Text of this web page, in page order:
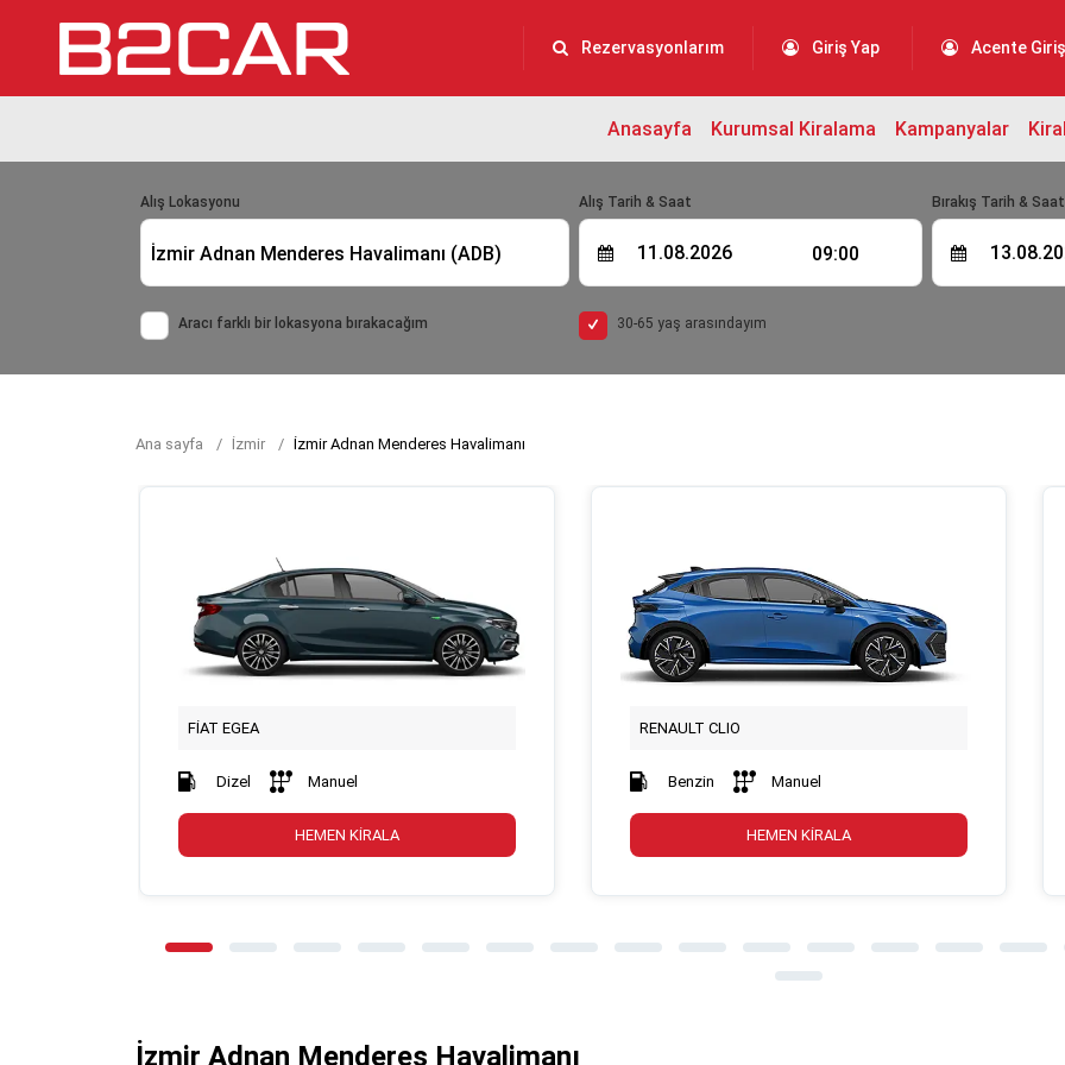
Rezervasyonlarım Giriş Yap Acente
Anasayfa Kurumsal Kiralama Kampanyalar
Alış Lokasyonu
İzmir Adnan Menderes Havalimanı (ADB)
Aracı farklı bir lokasyona bırakacağım
Alış Tarih & Saat
09:00
Bırakış Tarih & Saat
30-65 yaş arasındayım
Ana sayfa İzmir İzmir Adnan Menderes Havalimanı
FİAT EGEA
Dizel Manuel
HEMEN KİRALA
RENAULT CLIO
Benzin Manuel
HEMEN KİRALA
İzmir Adnan Menderes Havalimanı